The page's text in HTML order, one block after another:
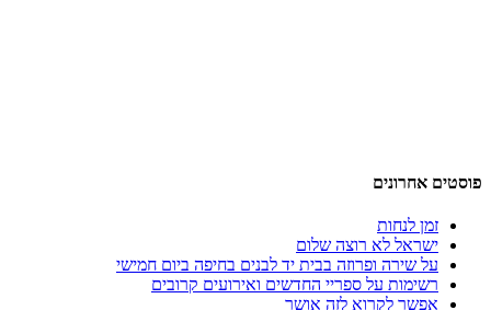
פוסטים אחרונים
זמן לנחות
ישראל לא רוצה שלום
על שירה ופרוזה בבית יד לבנים בחיפה ביום חמישי
רשימות על ספריי החדשים ואירועים קרובים
אפשר לקרוא לזה אושר